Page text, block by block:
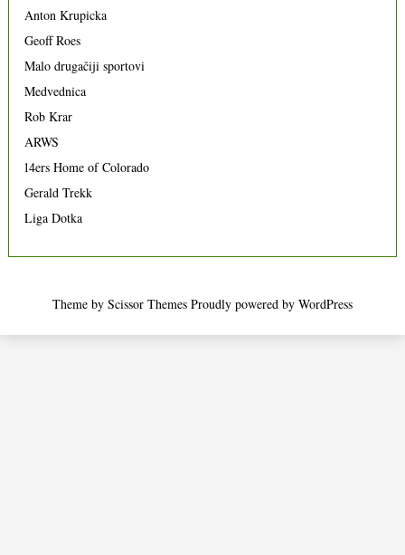
Anton Krupicka
Geoff Roes
Malo drugačiji sportovi
Medvednica
Rob Krar
ARWS
14ers Home of Colorado
Gerald Trekk
Liga Dotka
Theme by Scissor Themes Proudly powered by WordPress